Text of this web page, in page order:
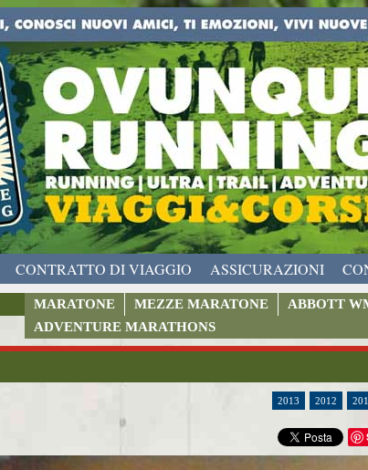
CONTRATTO DI VIAGGIO ASSICURAZIONI
MARATONE MEZZE MARATONE
ABBOTT
ADVENTURE MARATHONS
2013 2012